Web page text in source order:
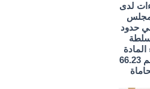
لدى
حدود
75-1 من مشروع القانون رقم 66.23